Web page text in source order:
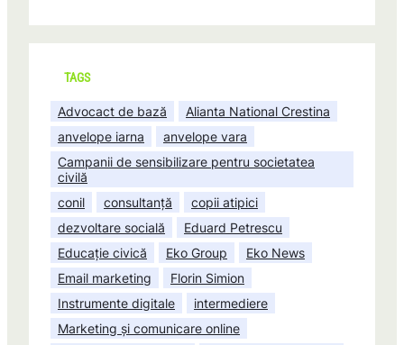
TAGS
Advocact de bază
Alianta National Crestina
anvelope iarna
anvelope vara
Campanii de sensibilizare pentru societatea
civilă
conil
consultanță
copii atipici
dezvoltare socială
Eduard Petrescu
Educație civică
Eko Group
Eko News
Email marketing
Florin Simion
Instrumente digitale
intermediere
Marketing și comunicare online